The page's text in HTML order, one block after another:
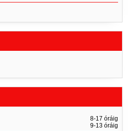
8-17 óráig
9-13 óráig